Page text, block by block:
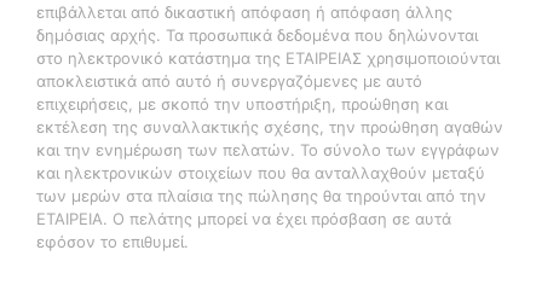
επιβάλλεται από δικαστική απόφαση ή απόφαση άλλης
δημόσιας αρχής. Τα προσωπικά δεδομένα που δηλώνονται
στο ηλεκτρονικό κατάστημα της ΕΤΑΙΡΕΙΑΣ χρησιμοποιούνται
αποκλειστικά από αυτό ή συνεργαζόμενες με αυτό
επιχειρήσεις, με σκοπό την υποστήριξη, προώθηση και
εκτέλεση της συναλλακτικής σχέσης, την προώθηση αγαθών
και την ενημέρωση των πελατών. Το σύνολο των εγγράφων
και ηλεκτρονικών στοιχείων που θα ανταλλαχθούν μεταξύ
των μερών στα πλαίσια της πώλησης θα τηρούνται από την
ΕΤΑΙΡΕΙΑ. Ο πελάτης μπορεί να έχει πρόσβαση σε αυτά
εφόσον το επιθυμεί.